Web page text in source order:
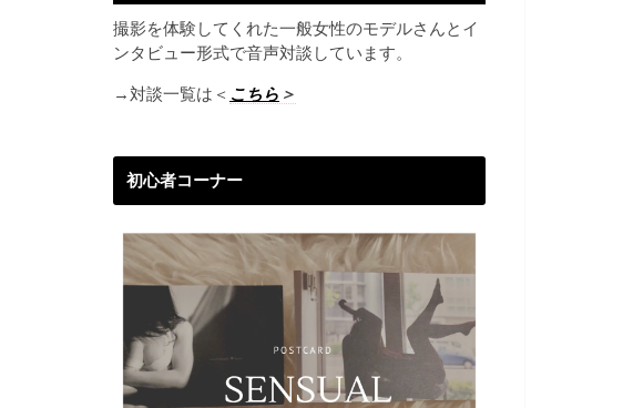
撮影を体験してくれた一般女性のモデルさんとイ
ンタビュー形式で音声対談しています。
→対談一覧は＜ こちら ＞
初心者コーナー